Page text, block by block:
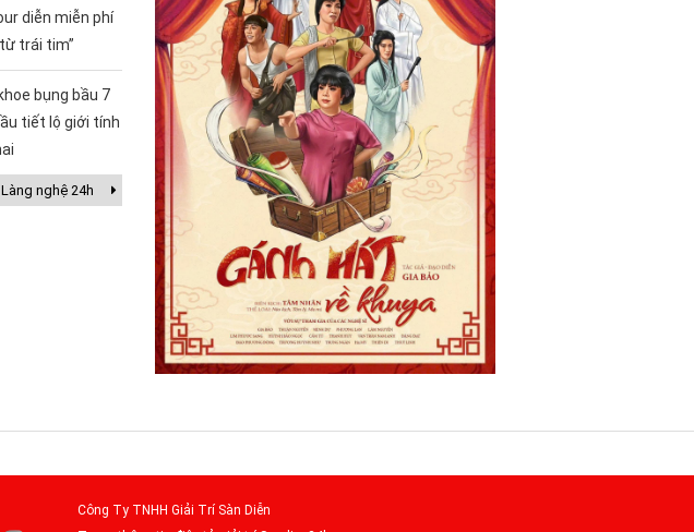
diễn miễn phí
trái tim”
bụng bầu 7
tiết lộ giới tính
nghệ 24h
Công Ty TNHH Giải Trí Sàn Diễn